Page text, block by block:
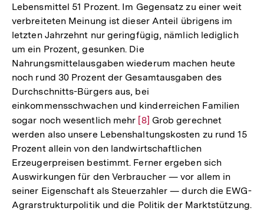
Lebensmittel 51 Prozent. Im Gegensatz zu einer weit
verbreiteten Meinung ist dieser Anteil übrigens im
letzten Jahrzehnt nur geringfügig, nämlich lediglich
um ein Prozent, gesunken. Die
Nahrungsmittelausgaben wiederum machen heute
noch rund 30 Prozent der Gesamtausgaben des
Durchschnitts-Bürgers aus, bei
einkommensschwachen und kinderreichen Familien
sogar noch wesentlich mehr Zur
Auflösung
der
Fußnote
[8] Grob gerechnet
werden also unsere Lebenshaltungskosten zu rund 15
Prozent allein von den landwirtschaftlichen
Erzeugerpreisen bestimmt. Ferner ergeben sich
Auswirkungen für den Verbraucher — vor allem in
seiner Eigenschaft als Steuerzahler — durch die EWG-
Agrarstrukturpolitik und die Politik der Marktstützung.